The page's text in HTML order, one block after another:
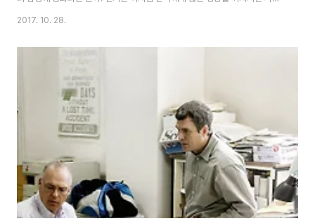
연기로부터 제일 큰 영향을 받는 존재는 연기자다. 드라마나 영화에서 봤던 배
대한민국을 흔드는 경우를 종종 본 적이 있을 것이다. 배우가 가지는 이미지와
미지를 선전하는 작업에 합류하지 않았다면 한국 연예계 역시 할리우드 못지않
게 드라마틱한 세계가 되었을 것이다. 이처럼 연기는 멀쩡한 사람을 미치게 하
고 미친 사람을 정상..
2017. 10. 28.